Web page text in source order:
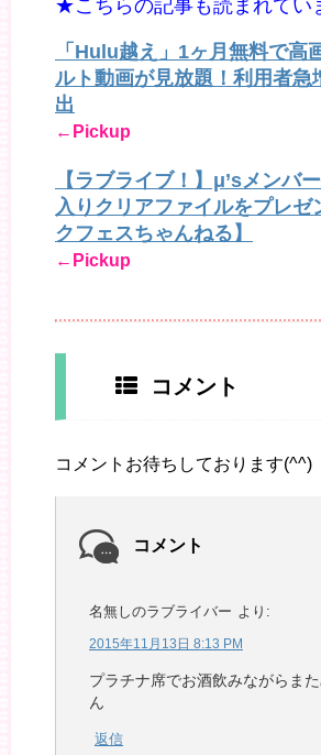
★こちらの記事も読まれて
「Hulu越え」1ヶ月無料で高
ルト動画が見放題！利用者急
出
←Pickup
【ラブライブ！】μ’sメンバ
入りクリアファイルをプレゼ
クフェスちゃんねる】
←Pickup
コメント
コメントお待ちしております(^^)
コメント
名無しのラブライバー より:
2015年11月13日 8:13 PM
プラチナ席でお酒飲みながらま
ん
返信